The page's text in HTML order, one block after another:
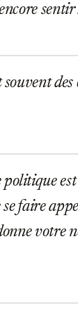
faire
votre